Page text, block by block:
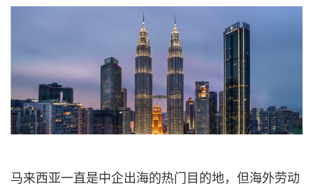
马来西亚一直是中企出海的热门目的地，但海外劳动